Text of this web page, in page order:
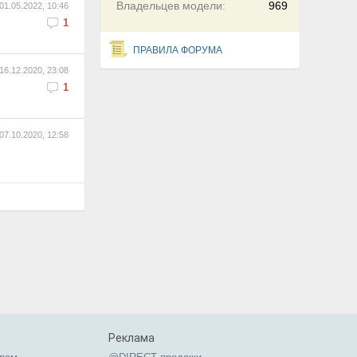
969
Владельцев модели:
ПРАВИЛА ФОРУМА
01.05.2022, 10:46
1
16.12.2020, 23:08
1
07.10.2020, 12:58
Реклама